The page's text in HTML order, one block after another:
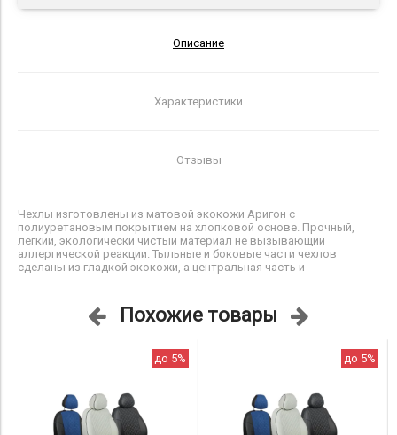
Описание
Характеристики
Отзывы
Чехлы изготовлены из матовой экокожи Аригон с
полиуретановым покрытием на хлопковой основе. Прочный,
легкий, экологически чистый материал не вызывающий
аллергической реакции. Тыльные и боковые части чехлов
сделаны из гладкой экокожи, а центральная часть и
Похожие товары